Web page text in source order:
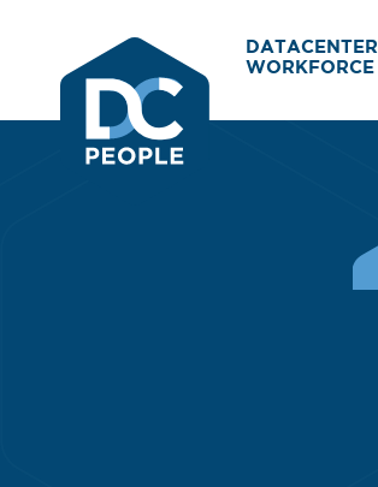
DATACENTER
WORKFORCE